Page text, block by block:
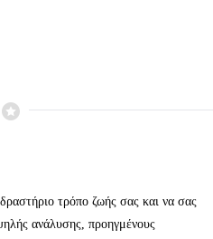
τρόπο ζωής σας και να σας
ανάλυσης, προηγμένους